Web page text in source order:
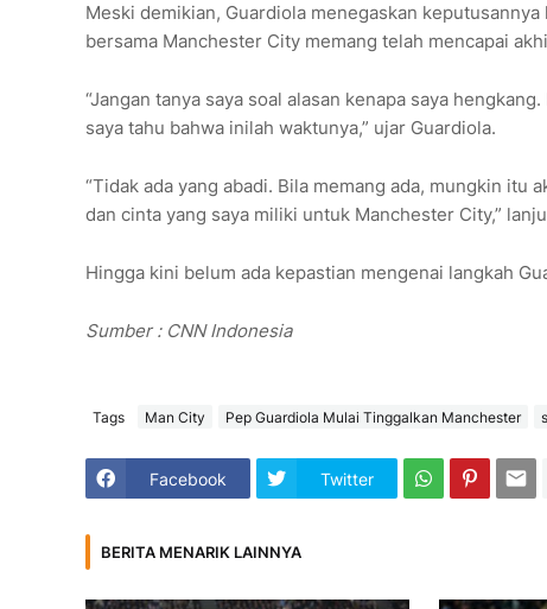
Meski demikian, Guardiola menegaskan
bersama Manchester City memang telah mencapai
“Jangan tanya saya soal alasan kenapa saya
saya tahu bahwa inilah waktunya,” ujar Guardiola.
“Tidak ada yang abadi. Bila memang ada, mungkin itu
dan cinta yang saya miliki untuk Manchester City,”
Hingga kini belum ada kepastian mengenai langkah
Sumber : CNN Indonesia
Tags Man City Pep Guardiola Mulai Tinggalkan Manchester
Facebook Twitter
BERITA MENARIK LAINNYA